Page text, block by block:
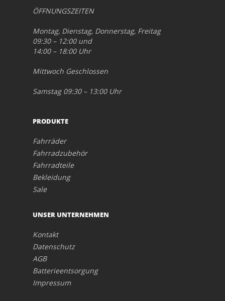
ÖFFNUNGSZEITEN
Montag, Dienstag, Donnerstag, Freitag
09:30 – 12:00 und
14:00 – 18:00 Uhr
Mittwoch Geschlossen
Samstag 09:30 – 13:00 Uhr
PRODUKTE
Fahrräder
Fahrradzubehör
Fahrradteile
Bekleidung
Sale
UNSER UNTERNEHMEN
Kontakt
Datenschutz
AGB
Batterieentsorgung
Impressum